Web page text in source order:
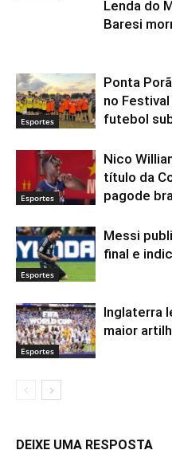
Lenda do
Baresi
Esportes
Ponta
no
futebol
Esportes
Nico
título da
pagode
Esportes
Messi
final e
Esportes
Inglaterra
maior
DEIXE UMA RESPOSTA